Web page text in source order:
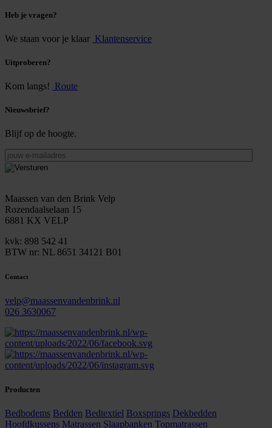
Heb je vragen?
We staan voor je klaar Klantenservice
Uitproberen?
Kom langs! Route
Nieuwsbrief?
Blijf op de hoogte.
jouw
e-
mailadres
Maassen van den Brink Velp
Rozendaalselaan 15
6881 KX VELP
kvk: 898 542 41
BTW nr: NL 8651 34121 B01
Contact
velp@maassenvandenbrink.nl
026 3630067
Producten
Bedbodems Bedden Bedtextiel Boxsprings Dekbedden
Hoofdkussens Matrassen Slaapbanken Topmatrassen